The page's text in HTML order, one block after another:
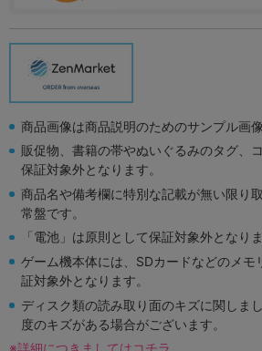
商品画像は商品説明のためのサンプル画像
販促物、書籍の帯やぬいぐるみのタグ、
保証対象外となります。
商品名や備考欄に特別な記載が無い限り
常盤です。
「電池」は原則として保証対象外となりま
ゲーム機本体には、SDカードなどのメモ
証対象外となります。
ディスク類の読み取り面のキズに関しま
度のキズがある場合がございます。